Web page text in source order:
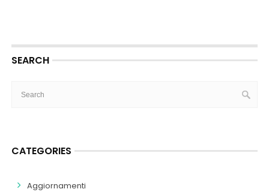
SEARCH
CATEGORIES
Aggiornamenti